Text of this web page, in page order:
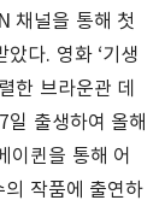
채널을 통해 첫
다. 영화 ‘기생
한 브라운관 데
출생하여 올해
이퀸을 통해 어
작품에 출연하